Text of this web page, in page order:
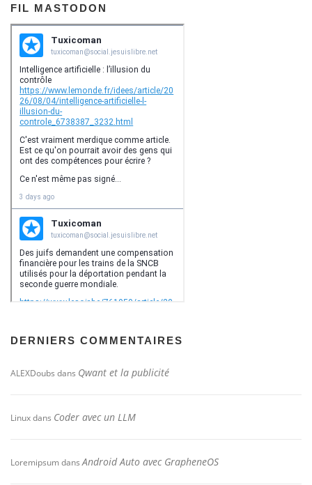
FIL MASTODON
DERNIERS COMMENTAIRES
ALEXDoubs dans Qwant et la publicité
Linuxdans Coder avec un LLM
LoremipsumdansAndroid Auto avec GrapheneOS